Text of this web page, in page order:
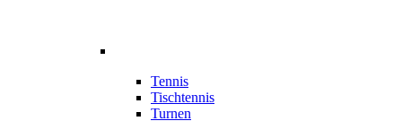
Tennis
Tischtennis
Turnen